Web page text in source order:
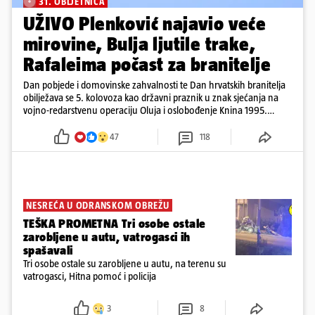
UŽIVO Plenković najavio veće
mirovine, Bulja ljutile trake,
Rafaleima počast za branitelje
Dan pobjede i domovinske zahvalnosti te Dan hrvatskih branitelja
obilježava se 5. kolovoza kao državni praznik u znak sjećanja na
vojno-redarstvenu operaciju Oluja i oslobođenje Knina 1995.
47 118
NESREĆA U ODRANSKOM OBREŽU
TEŠKA PROMETNA Tri osobe ostale
zarobljene u autu, vatrogasci ih
spašavali
Tri osobe ostale su zarobljene u autu, na terenu su
vatrogasci, Hitna pomoć i policija
3 8